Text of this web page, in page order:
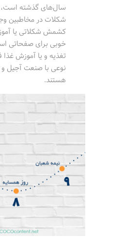
سال‌های گذشته است،
شکلات در مخاطبین
کشمش شکلاتی یا
خوبی برای صفحاتی
تغذیه و یا آموزش غذا
نوعی با صنعت آجیل و
هستند.